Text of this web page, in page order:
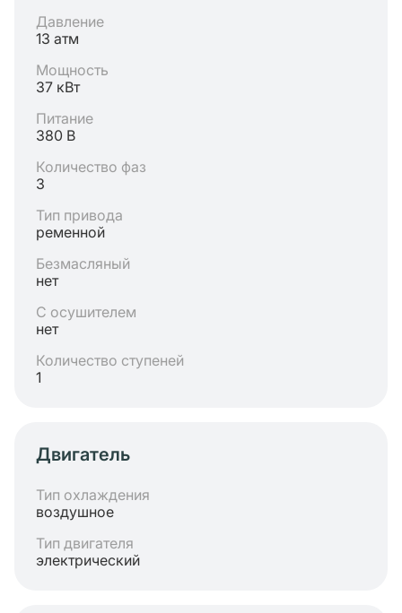
Давление
13 атм
Мощность
37 кВт
Питание
380 В
Количество фаз
3
Тип привода
ременной
Безмасляный
нет
С осушителем
нет
Количество ступеней
1
Двигатель
Тип охлаждения
воздушное
Тип двигателя
электрический